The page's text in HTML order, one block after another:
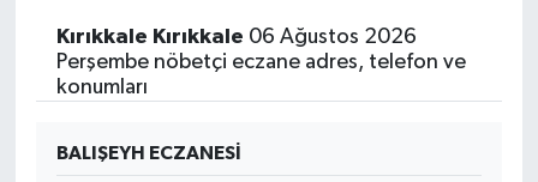
Kırıkkale Kırıkkale 06 Ağustos 2026
Perşembe nöbetçi eczane adres, telefon ve
konumları
BALIŞEYH ECZANESİ